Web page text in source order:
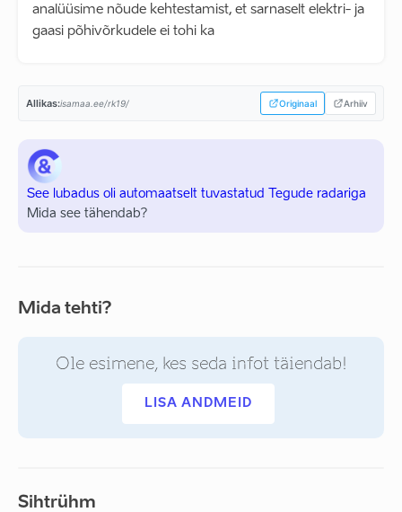
analüüsime nõude kehtestamist, et sarnaselt elektri- ja
gaasi põhivõrkudele ei tohi ka
Allikas:isamaa.ee/rk19/ Originaal Arhiiv
See lubadus oli automaatselt tuvastatud Tegude radariga
Mida see tähendab?
Mida tehti?
Ole esimene, kes seda infot täiendab!
LISA ANDMEID
Sihtrühm